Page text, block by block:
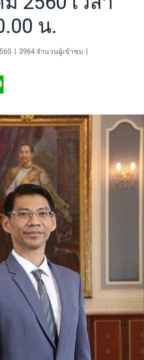
น.
3964 จำนวนผู้เข้าชม